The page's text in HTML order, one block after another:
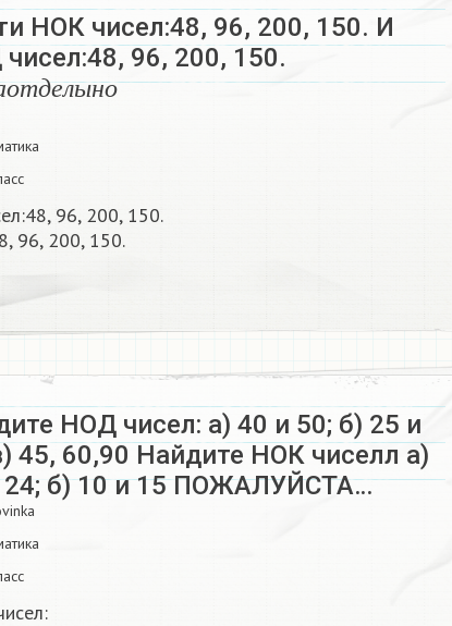
НОК чисел:48, 96, 200, 150. И
96, 200, 150.
о т д ел ы н о
аотделыно
​
96, 200, 150.
96, 200, 150.
но
НОД чисел: а) 40 и 50; б) 25 и
45, 60,90 Найдите НОК чиселл а)
24; б) 10 и 15 ПОЖАЛУЙСТА…